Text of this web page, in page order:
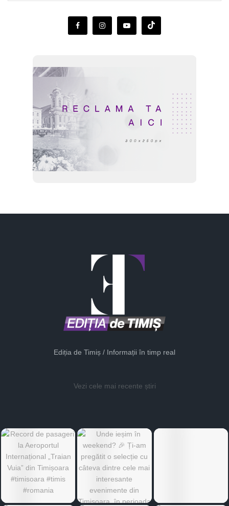
Ediția de Timiș / Informații în timp real
Vezi cele mai recente știri